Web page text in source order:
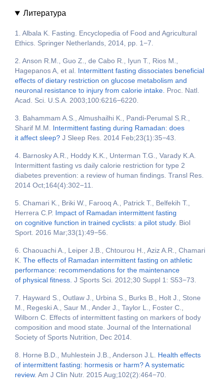
Литература
1. Albala K. Fasting. Encyclopedia of Food and Agricultural
Ethics. Springer Netherlands, 2014, pp. 1−7.
2. Anson R.M., Guo Z., de Cabo R., Iyun T., Rios M.,
Hagepanos A, et al. Intermittent fasting dissociates beneficial
effects of dietary restriction on glucose metabolism and
neuronal resistance to injury from calorie intake. Proc. Natl.
Acad. Sci. U.S.A. 2003;100:6216−6220.
3. Bahammam A.S., Almushailhi K., Pandi-Perumal S.R.,
Sharif M.M. Intermittent fasting during Ramadan: does
it affect sleep? J Sleep Res. 2014 Feb;23(1):35−43.
4. Barnosky A.R., Hoddy K.K., Unterman T.G., Varady K.A.
Intermittent fasting vs daily calorie restriction for type 2
diabetes prevention: a review of human findings. Transl Res.
2014 Oct;164(4):302−11.
5. Chamari K., Briki W., Farooq A., Patrick T., Belfekih T.,
Herrera C.P. Impact of Ramadan intermittent fasting
on cognitive function in trained cyclists: a pilot study. Biol
Sport. 2016 Mar;33(1):49−56.
6. Chaouachi A., Leiper J.B., Chtourou H., Aziz A.R., Chamari
K. The effects of Ramadan intermittent fasting on athletic
performance: recommendations for the maintenance
of physical fitness. J Sports Sci. 2012;30 Suppl 1: S53−73.
7. Hayward S., Outlaw J., Urbina S., Burks B., Holt J., Stone
M., Regeski A., Saur M., Ander J., Taylor L., Foster C.,
Wilborn C. Effects of intermittent fasting on markers of body
composition and mood state. Journal of the International
Society of Sports Nutrition, Dec 2014.
8. Horne B.D., Muhlestein J.B., Anderson J.L. Health effects
of intermittent fasting: hormesis or harm? A systematic
review. Am J Clin Nutr. 2015 Aug;102(2):464−70.